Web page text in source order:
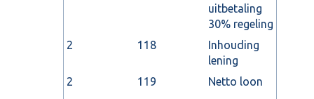
uitbetaling
30% regeling
2
118
Inhouding
lening
2
119
Netto loon